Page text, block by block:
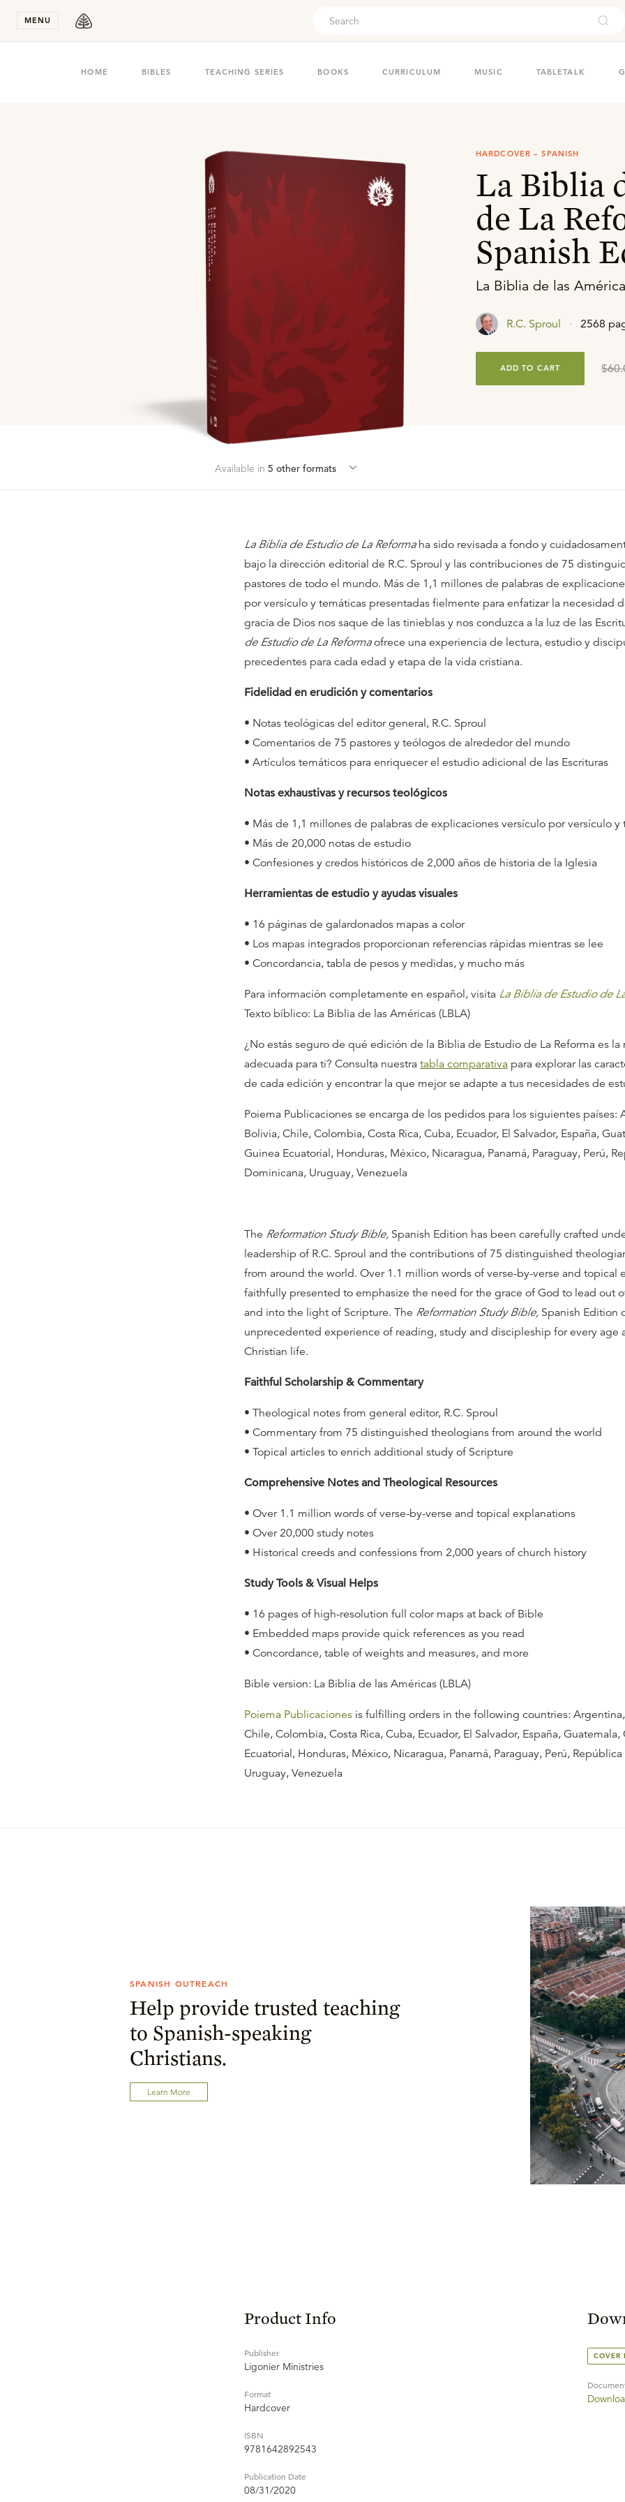
MENU
HOME BIBLES TEACHING SERIES BOOKS CURRICULUM MUSIC TABLETALK
HARDCOVER – SPANISH
La Biblia
de La
Spanish
La Biblia de las
R.C. Sproul 2568
ADD TO CART
Available in 5 other formats
La Biblia de Estudio de La Reformaha sido revisada a fondo y
bajo la dirección editorial de R.C. Sproul y las contribuciones de 75
pastores de todo el mundo. Más de 1,1 millones de palabras de
por versículo y temáticas presentadas fielmente para enfatizar la necesidad
gracia de Dios nos saque de las tinieblas y nos conduzca a la luz de las
de Estudio de La Reformaofrece una experiencia de lectura, estudio y
precedentes para cada edad y etapa de la vida cristiana.
Fidelidad en erudición y comentarios
• Notas teológicas del editor general, R.C. Sproul
• Comentarios de 75 pastores y teólogos de alrededor del mundo
• Artículos temáticos para enriquecer el estudio adicional de las Escrituras
Notas exhaustivas y recursos teológicos
• Más de 1,1 millones de palabras de explicaciones versículo por versículo y
• Más de 20,000 notas de estudio
• Confesiones y credos históricos de 2,000 años de historia de la Iglesia
Herramientas de estudio y ayudas visuales
• 16 páginas de galardonados mapas a color
• Los mapas integrados proporcionan referencias rápidas mientras se lee
• Concordancia, tabla de pesos y medidas, y mucho más
Para información completamente en español, visita La Biblia de Estudio de
Texto bíblico: La Biblia de las Américas (LBLA)
¿No estás seguro de qué edición de la Biblia de Estudio de La Reforma es la
adecuada para ti? Consulta nuestra tabla comparativa para explorar las
de cada edición y encontrar la que mejor se adapte a tus necesidades de
Poiema Publicaciones se encarga de los pedidos para los siguientes países:
Bolivia, Chile, Colombia, Costa Rica, Cuba, Ecuador, El Salvador, España,
Guinea Ecuatorial, Honduras, México, Nicaragua, Panamá, Paraguay, Perú,
Dominicana, Uruguay, Venezuela
The Reformation Study Bible, Spanish Edition has been carefully crafted
leadership of R.C. Sproul and the contributions of 75 distinguished
from around the world. Over 1.1 million words of verse-by-verse and topical
faithfully presented to emphasize the need for the grace of God to lead out
and into the light of Scripture. The Reformation Study Bible, Spanish Edition
unprecedented experience of reading, study and discipleship for every age
Christian life.
Faithful Scholarship & Commentary
• Theological notes from general editor, R.C. Sproul
• Commentary from 75 distinguished theologians from around the world
• Topical articles to enrich additional study of Scripture
Comprehensive Notes and Theological Resources
• Over 1.1 million words of verse-by-verse and topical explanations
• Over 20,000 study notes
• Historical creeds and confessions from 2,000 years of church history
Study Tools & Visual Helps
• 16 pages of high-resolution full color maps at back of Bible
• Embedded maps provide quick references as you read
• Concordance, table of weights and measures, and more
Bible version: La Biblia de las Américas (LBLA)
Poiema Publicaciones is fulfilling orders in the following countries:
Chile, Colombia, Costa Rica, Cuba, Ecuador, El Salvador, España, Guatemala,
Ecuatorial, Honduras, México, Nicaragua, Panamá, Paraguay, Perú,
Uruguay, Venezuela
SPANISH OUTREACH
Help provide trusted teaching
to Spanish-speaking
Christians.
Learn More
Product Info
Publisher
Ligonier Ministries
Format
Hardcover
ISBN
9781642892543
Publication Date
08/31/2020
COVER